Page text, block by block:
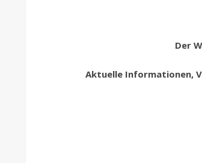
Der
Aktuelle Informationen,